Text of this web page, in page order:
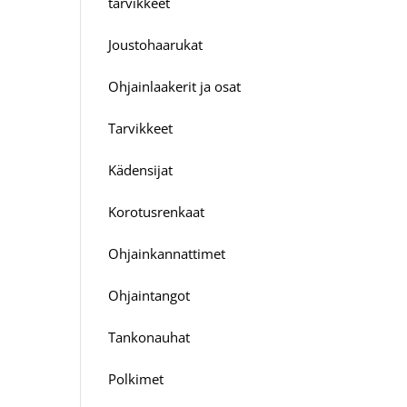
Joustohaarukat
Ohjainlaakerit ja osat
Tarvikkeet
Kädensijat
Korotusrenkaat
Ohjainkannattimet
Ohjaintangot
Tankonauhat
Polkimet